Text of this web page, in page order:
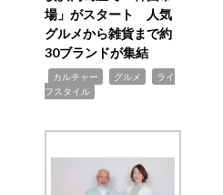
場」がスタート 人気
グルメから雑貨まで約
30ブランドが集結
カルチャー グルメ
ライ
フスタイル